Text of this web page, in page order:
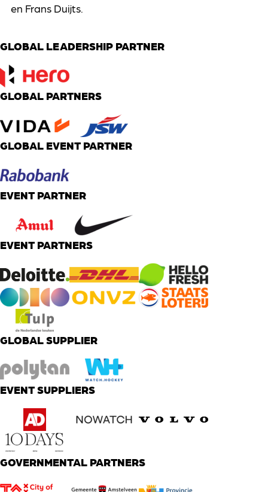
en Frans Duijts.
GLOBAL LEADERSHIP PARTNER
GLOBAL PARTNERS
GLOBAL EVENT PARTNER
EVENT PARTNER
EVENT PARTNERS
GLOBAL SUPPLIER
EVENT SUPPLIERS
GOVERNMENTAL PARTNERS